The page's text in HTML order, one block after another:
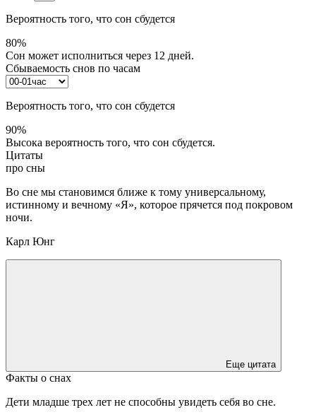
Вероятность того, что сон сбудется
80%
Сон может исполниться через 12 дней.
Сбываемость снов по часам
Вероятность того, что сон сбудется
90%
Высока вероятность того, что сон сбудется.
Цитаты
про сны
Во сне мы становимся ближе к тому универсальному,
истинному и вечному «Я», которое прячется под покровом
ночи.
Карл Юнг
Еще цитата
Факты о снах
Дети младше трех лет не способны увидеть себя во сне.